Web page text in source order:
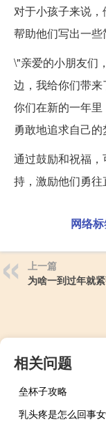
对于小孩子来说
帮助他们写出一些
\"亲爱的小朋友们
边，我给你们带
你们在新的一年里
勇敢地追求自己的
通过鼓励和祝福
持，激励他们勇往
网络标
上一篇
为啥一到过年就
相关问题
垒杯子攻略